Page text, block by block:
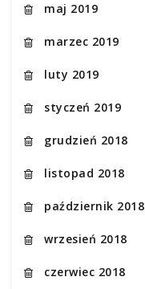
maj 2019
marzec 2019
luty 2019
styczeń 2019
grudzień 2018
listopad 2018
październik 2018
wrzesień 2018
czerwiec 2018